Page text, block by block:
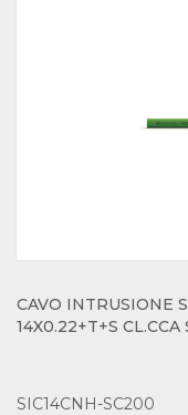
CAVO INTRUSIONE
14X0.22+T+S
SIC14CNH-SC200